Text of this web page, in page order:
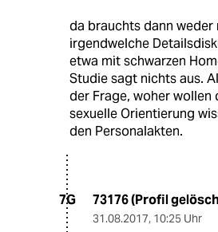
da brauchts dann weder
irgendwelche
etwa mit schwarzen
Studie sagt nichts aus.
der Frage, woher wollen
sexuelle Orientierung
den Personalakten.
7G 73176 (Profil
31.08.2017, 10:25 Uhr